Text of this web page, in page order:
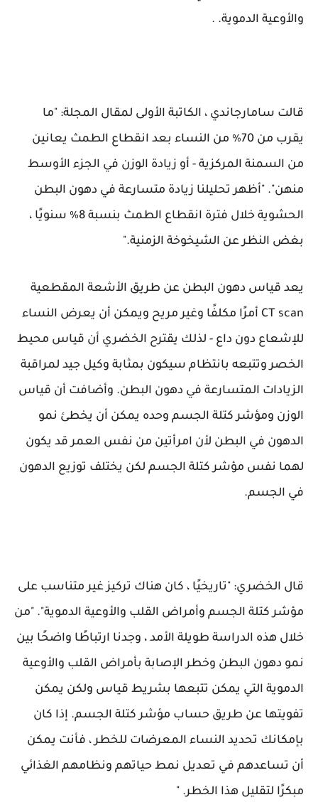
والأوعية الدموية. .
قالت سامارجاندي ، الكاتبة الأولى لمقال المجلة: "ما
يقرب من 70٪ من النساء بعد انقطاع الطمث يعانين
من السمنة المركزية - أو زيادة الوزن في الجزء الأوسط
منهن". "أظهر تحليلنا زيادة متسارعة في دهون البطن
الحشوية خلال فترة انقطاع الطمث بنسبة 8٪ سنويًا ،
بغض النظر عن الشيخوخة الزمنية."
يعد قياس دهون البطن عن طريق الأشعة المقطعية
CT scan أمرًا مكلفًا وغير مريح ويمكن أن يعرض النساء
للإشعاع دون داع - لذلك يقترح الخضري أن قياس محيط
الخصر وتتبعه بانتظام سيكون بمثابة وكيل جيد لمراقبة
الزيادات المتسارعة في دهون البطن. وأضافت أن قياس
الوزن ومؤشر كتلة الجسم وحده يمكن أن يخطئ نمو
الدهون في البطن لأن امرأتين من نفس العمر قد يكون
لهما نفس مؤشر كتلة الجسم لكن يختلف توزيع الدهون
في الجسم.
قال الخضري: "تاريخيًا ، كان هناك تركيز غير متناسب على
مؤشر كتلة الجسم وأمراض القلب والأوعية الدموية". "من
خلال هذه الدراسة طويلة الأمد ، وجدنا ارتباطًا واضحًا بين
نمو دهون البطن وخطر الإصابة بأمراض القلب والأوعية
الدموية التي يمكن تتبعها بشريط قياس ولكن يمكن
تفويتها عن طريق حساب مؤشر كتلة الجسم. إذا كان
بإمكانك تحديد النساء المعرضات للخطر ، فأنت يمكن
أن تساعدهم في تعديل نمط حياتهم ونظامهم الغذائي
مبكرًا لتقليل هذا الخطر. "